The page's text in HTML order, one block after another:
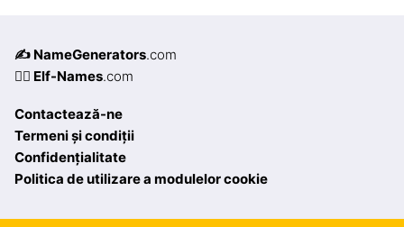
✍️ NameGenerators.com
🧝‍♀️ Elf-Names.com
Contactează-ne
Termeni și condiții
Confidențialitate
Politica de utilizare a modulelor cookie